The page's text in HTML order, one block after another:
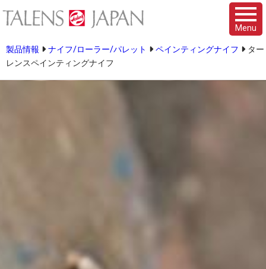
Menu
製品情報 ナイフ/ローラー/パレット ペインティングナイフ
ター
レンスペインティングナイフ